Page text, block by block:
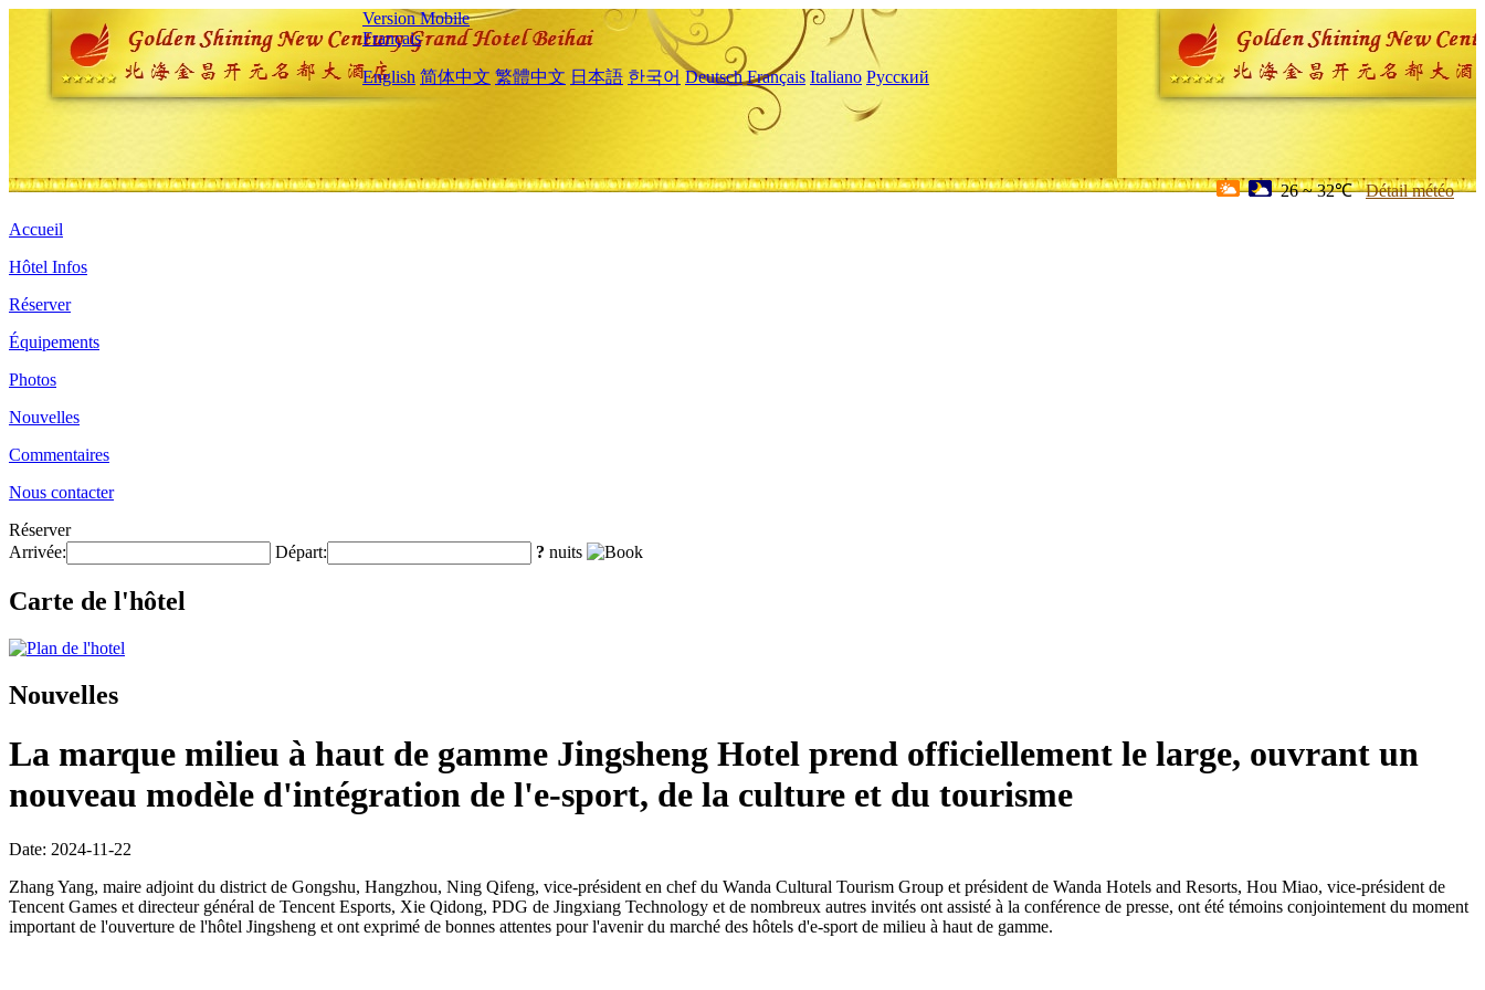
Version Mobile
Français
English 简体中文 繁體中文 日本語 한국어 Deutsch Français Italiano Русский
26 ~ 32℃ Détail météo
Accueil
Hôtel Infos
Réserver
Équipements
Photos
Nouvelles
Commentaires
Nous contacter
Réserver
Arrivée:
Départ: ? nuits
Carte de l'hôtel
Nouvelles
La marque milieu à haut de gamme Jingsheng Hotel prend officiellement le large, ouvrant un
nouveau modèle d'intégration de l'e-sport, de la culture et du tourisme
Date: 2024-11-22
Zhang Yang, maire adjoint du district de Gongshu, Hangzhou, Ning Qifeng, vice-président en chef du Wanda Cultural Tourism Group et président de Wanda Hotels and Resorts, Hou Miao, vice-président de
Tencent Games et directeur général de Tencent Esports, Xie Qidong, PDG de Jingxiang Technology et de nombreux autres invités ont assisté à la conférence de presse, ont été témoins conjointement du moment
important de l'ouverture de l'hôtel Jingsheng et ont exprimé de bonnes attentes pour l'avenir du marché des hôtels d'e-sport de milieu à haut de gamme.